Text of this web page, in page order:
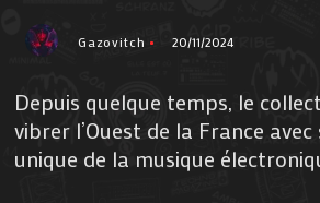
Gazovitch 20/11/2024
Depuis quelque temps, le
vibrer l’Ouest de la France
unique de la musique